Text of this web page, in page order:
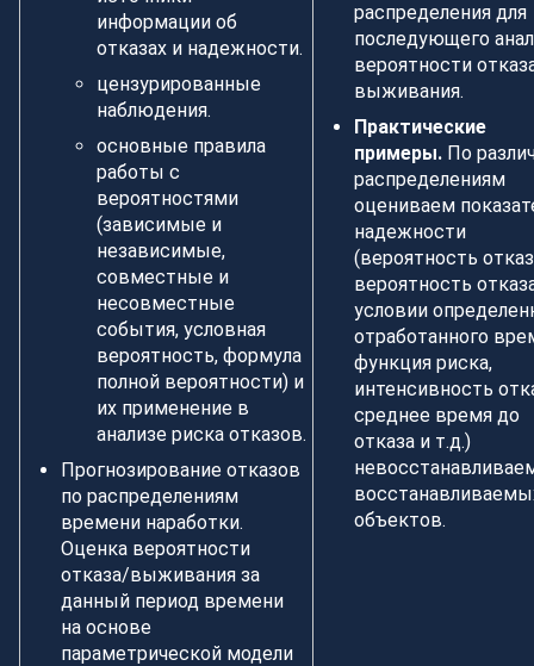
информации об
отказах и надежности.
цензурированные
наблюдения.
основные правила
работы с
вероятностями
(зависимые и
независимые,
совместные и
несовместные
события, условная
вероятность, формула
полной вероятности) и
их применение в
анализе риска отказов.
Прогнозирование отказов
по распределениям
времени наработки.
Оценка вероятности
отказа/выживания за
данный период времени
на основе
параметрической модели
распределения для
последующего
вероятности
выживания.
Практические
примеры. По
распределениям
оцениваем
надежности
(вероятность
вероятность
условии
отработанного
функция риска,
интенсивность
среднее время до
отказа и т.д.)
объектов.